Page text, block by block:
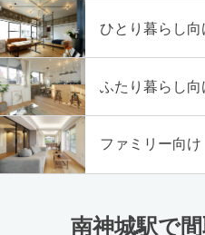
ひとり暮らし向
ふたり暮らし向
ファミリー向け
南神城駅で